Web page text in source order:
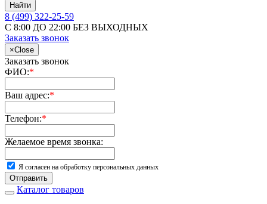
Найти
8 (499) 322-25-59
С 8:00 ДО 22:00 БЕЗ ВЫХОДНЫХ
Заказать звонок
×Close
Заказать звонок
ФИО:*
Ваш адрес:*
Телефон:*
Желаемое время звонка:
Я согласен на обработку персональных данных
Отправить
Каталог товаров